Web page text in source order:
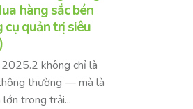
hàng sắc bén
cụ quản trị siêu
không chỉ là
thường — mà là
trong trải...